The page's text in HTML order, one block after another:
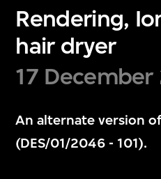
Rendering,
hair dryer
17 December
An alternate version
(DES/01/2046 - 101).